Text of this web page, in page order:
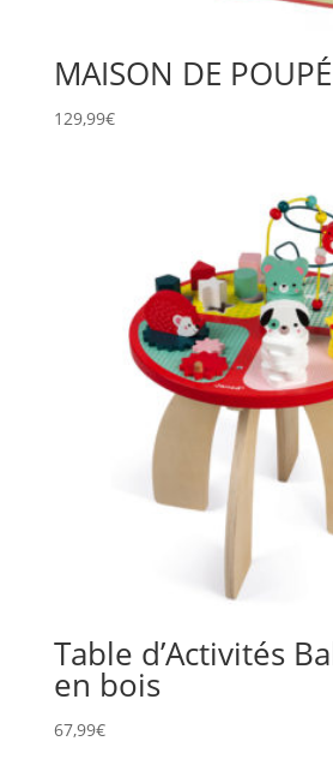
MAISON DE
129,99€
Table d’Activités
en bois
67,99€